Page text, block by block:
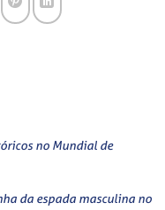
no Mundial de
da espada masculina no